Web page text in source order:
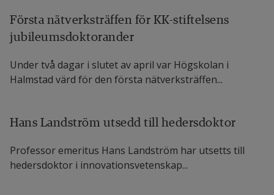
Första nätverksträffen för KK-stiftelsens
jubileumsdoktorander
Under två dagar i slutet av april var Högskolan i
Halmstad värd för den första nätverksträffen...
Hans Landström utsedd till hedersdoktor
Professor emeritus Hans Landström har utsetts till
hedersdoktor i innovationsvetenskap...